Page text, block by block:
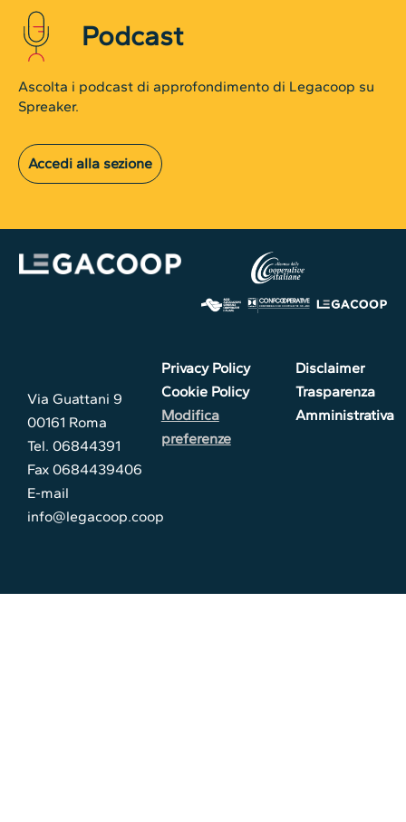
Podcast
Ascolta i podcast di approfondimento di Legacoop su
Spreaker.
Accedi alla sezione
Via Guattani 9
00161 Roma
Tel. 06844391
Fax 0684439406
E-mail
info@legacoop.coop
Privacy Policy
Cookie Policy
Modifica
preferenze
Disclaimer
Trasparenza
Amministrativa